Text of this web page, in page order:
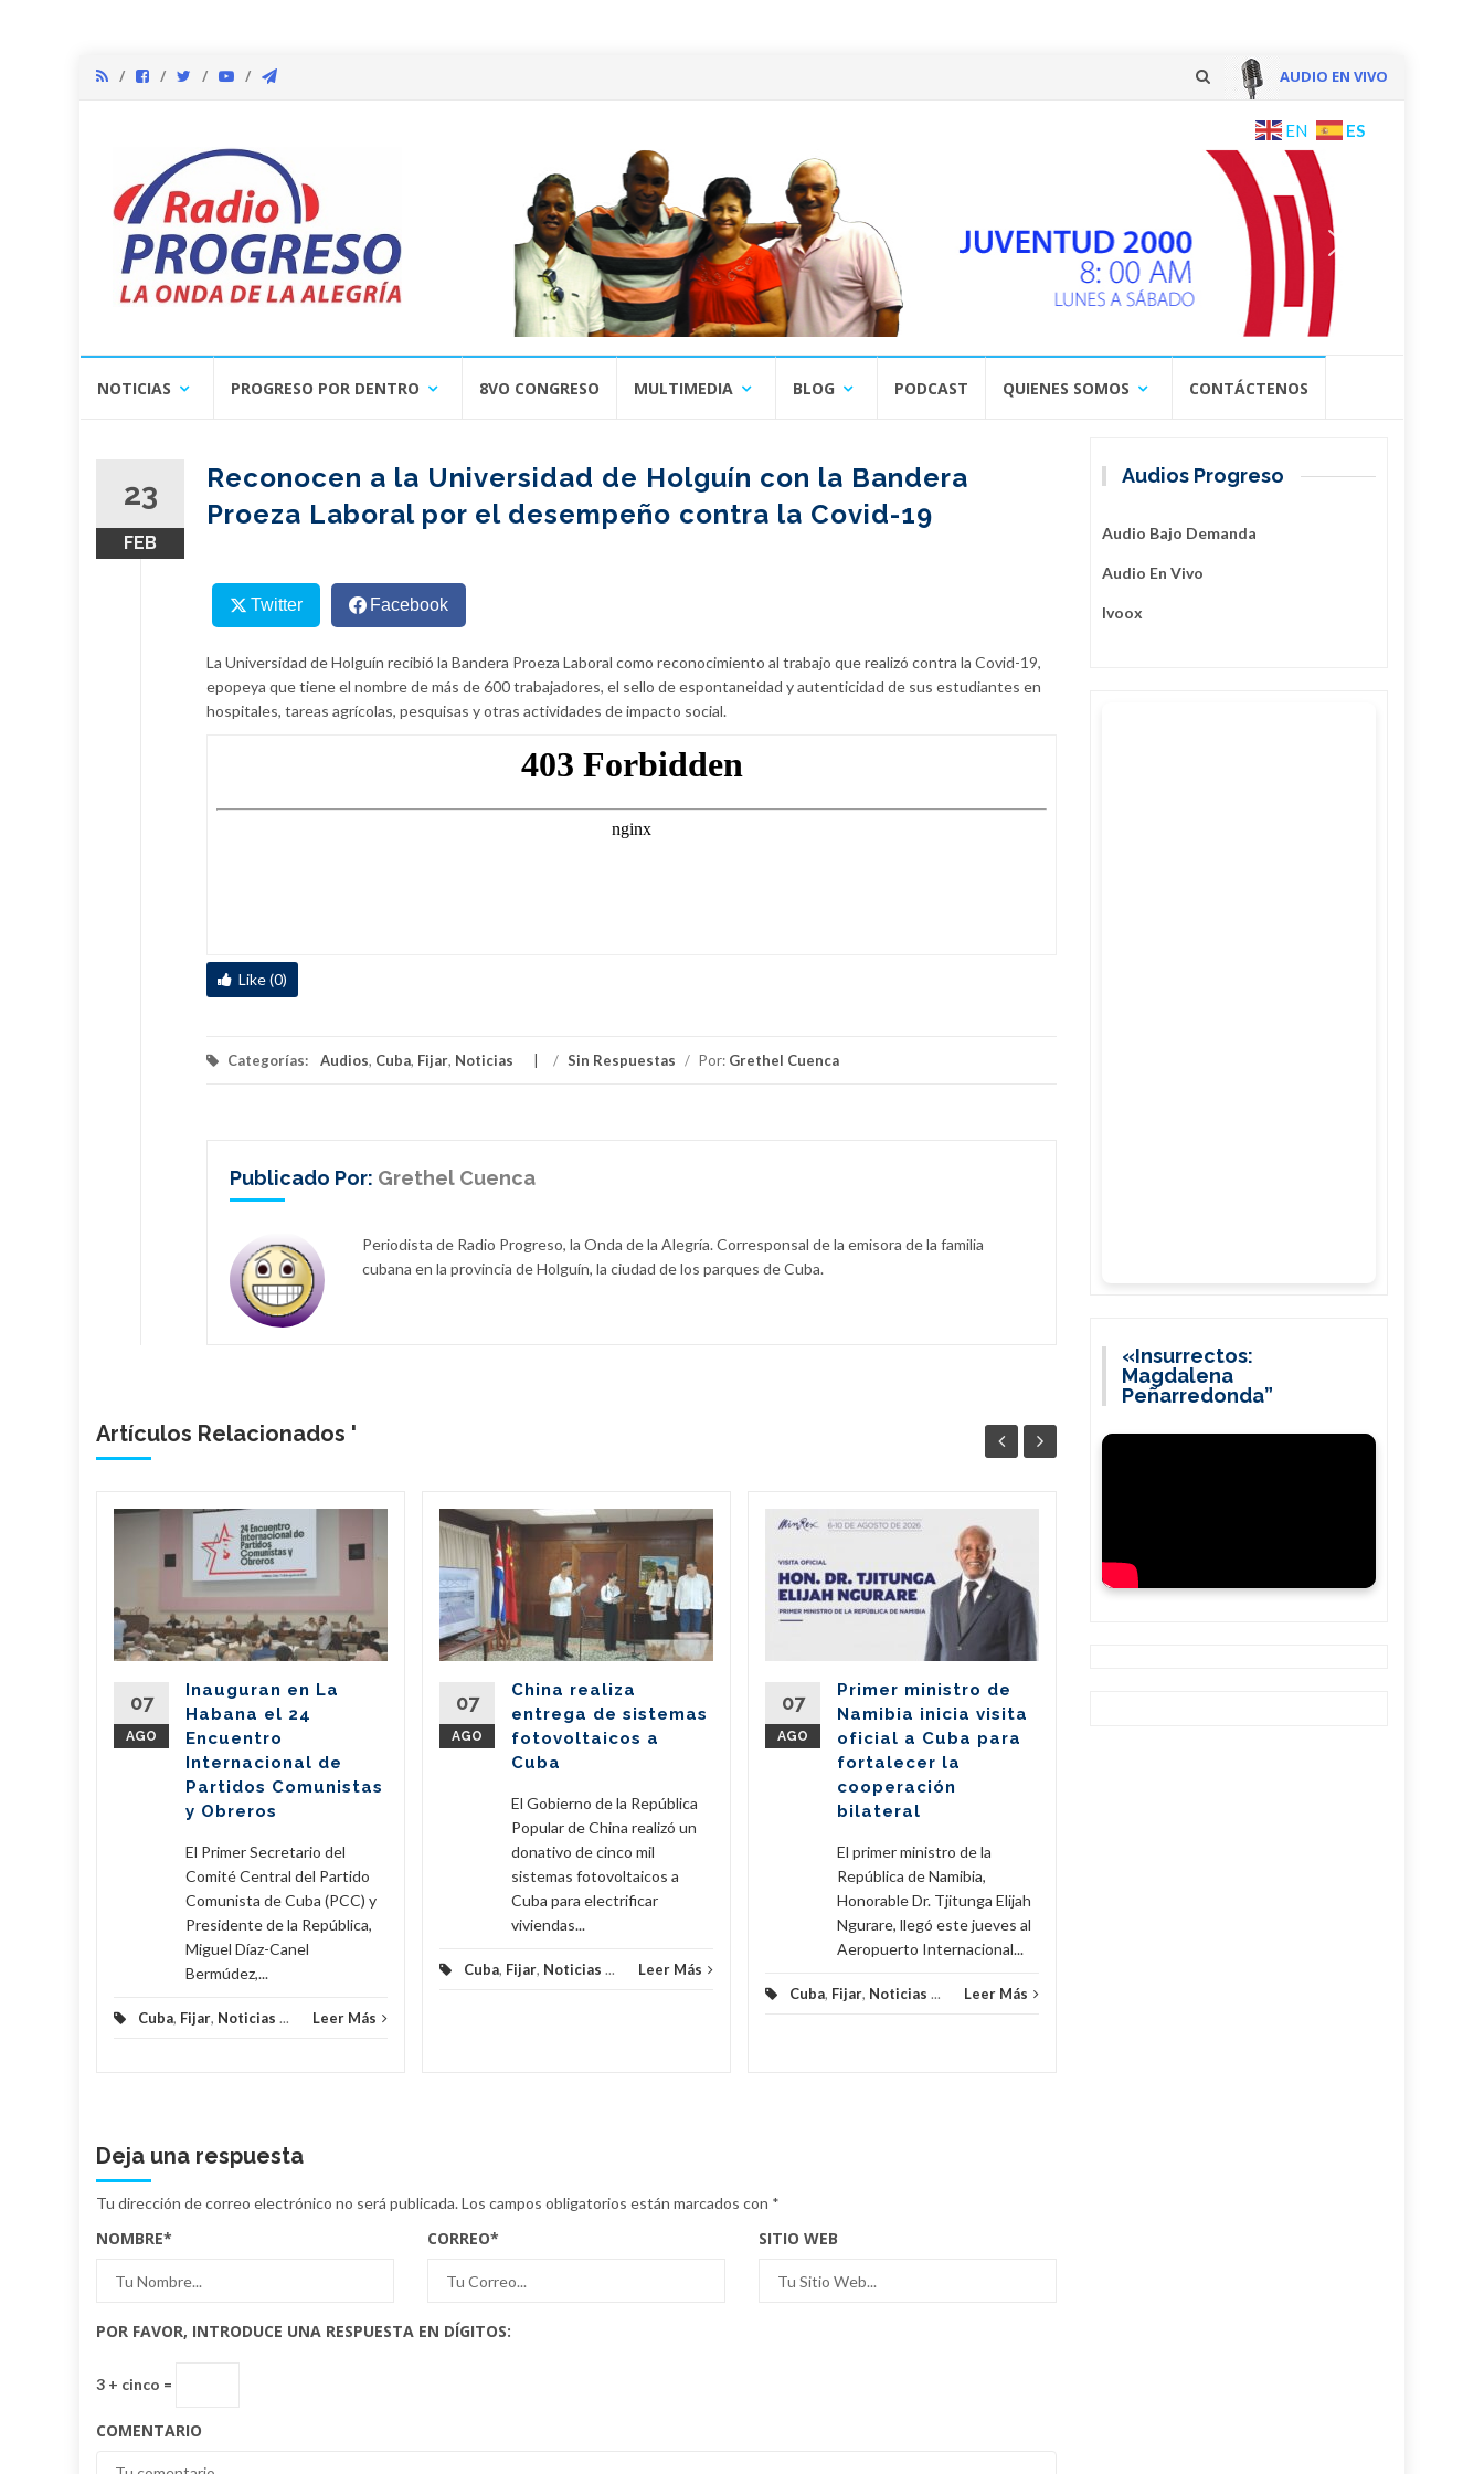
AUDIO EN VIVO
content
EN ES
NOTICIAS PROGRESO POR DENTRO 8VO CONGRESO MULTIMEDIA BLOG PODCAST QUIENES SOMOS CONTÁCTENOS
23
FEB
Reconocen a la Universidad de Holguín con la Bandera
Proeza Laboral por el desempeño contra la Covid-19
Twitter Facebook
La Universidad de Holguín recibió la Bandera Proeza Laboral como reconocimiento al trabajo que realizó contra la Covid-19,
epopeya que tiene el nombre de más de 600 trabajadores, el sello de espontaneidad y autenticidad de sus estudiantes en
hospitales, tareas agrícolas, pesquisas y otras actividades de impacto social.
Like (0)
Categorías: Audios, Cuba, Fijar, Noticias / Sin Respuestas / Por: Grethel Cuenca
Publicado Por: Grethel Cuenca
Periodista de Radio Progreso, la Onda de la Alegría. Corresponsal de la emisora de la familia
cubana en la provincia de Holguín, la ciudad de los parques de Cuba.
Artículos Relacionados '
07
AGO
Inauguran en La
Habana el 24
Encuentro
Internacional de
Partidos Comunistas
y Obreros
El Primer Secretario del
Comité Central del Partido
Comunista de Cuba (PCC) y
Presidente de la República,
Miguel Díaz-Canel
Bermúdez,...
Cuba, Fijar, Noticias ... Leer Más
07
AGO
China realiza
entrega de sistemas
fotovoltaicos a
Cuba
El Gobierno de la República
Popular de China realizó un
donativo de cinco mil
sistemas fotovoltaicos a
Cuba para electrificar
viviendas...
Cuba, Fijar, Noticias ... Leer Más
07
AGO
Primer ministro de
Namibia inicia visita
oficial a Cuba para
fortalecer la
cooperación
bilateral
El primer ministro de la
República de Namibia,
Honorable Dr. Tjitunga Elijah
Ngurare, llegó este jueves al
Aeropuerto Internacional...
Cuba, Fijar, Noticias ... Leer Más
AGO
excelencia con
Deja una respuesta
Tu dirección de correo electrónico no será publicada.Los campos obligatorios están marcados con *
NOMBRE* CORREO* SITIO WEB
POR FAVOR, INTRODUCE UNA RESPUESTA EN DÍGITOS:
3 + cinco =
COMENTARIO
Audios Progreso
Audio Bajo Demanda
Audio En Vivo
Ivoox
«Insurrectos:
Magdalena
Peñarredonda”